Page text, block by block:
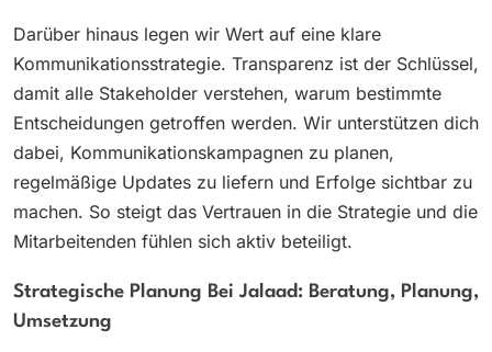
Darüber hinaus legen wir Wert auf eine klare
Kommunikationsstrategie. Transparenz ist der Schlüssel,
damit alle Stakeholder verstehen, warum bestimmte
Entscheidungen getroffen werden. Wir unterstützen dich
dabei, Kommunikationskampagnen zu planen,
regelmäßige Updates zu liefern und Erfolge sichtbar zu
machen. So steigt das Vertrauen in die Strategie und die
Mitarbeitenden fühlen sich aktiv beteiligt.
Strategische Planung Bei Jalaad: Beratung, Planung,
Umsetzung